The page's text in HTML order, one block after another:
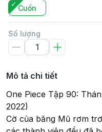
Cuốn
Số lượng
Mô tả chi tiết
One Piece Tập 90:
2022)
Cờ của băng Mũ rơm